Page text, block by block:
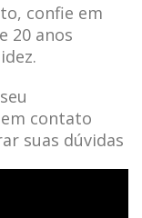
confie em
20 anos
contato
suas dúvidas